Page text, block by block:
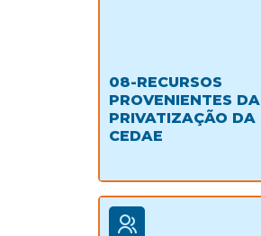
08-RECURSOS
PROVENIENTES DA
PRIVATIZAÇÃO DA
CEDAE